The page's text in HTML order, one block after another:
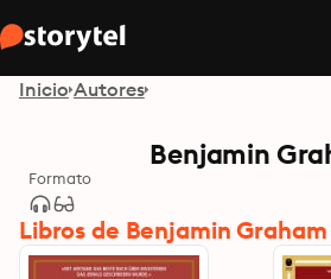
Inicio Autores
Benjamin
Formato
Libros de Benjamin Graham